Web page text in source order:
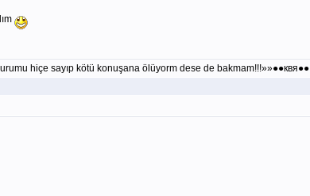
hiçe sayıp kötü konuşana ölüyorm dese de bakmam!!!»»●●квя●●